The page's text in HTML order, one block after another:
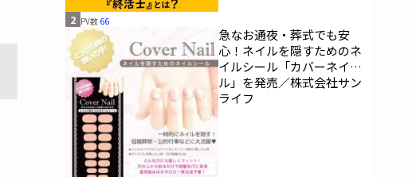
2 PV数 66
急なお通夜・葬式でも安
心！ネイルを隠すためのネ
イルシール「カバーネイ
ル」を発売／株式会社サン
ライフ